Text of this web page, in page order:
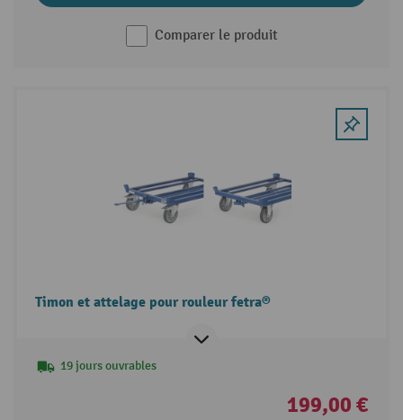
Comparer le produit
Timon et attelage pour rouleur fetra®
19 jours ouvrables
199,00 €